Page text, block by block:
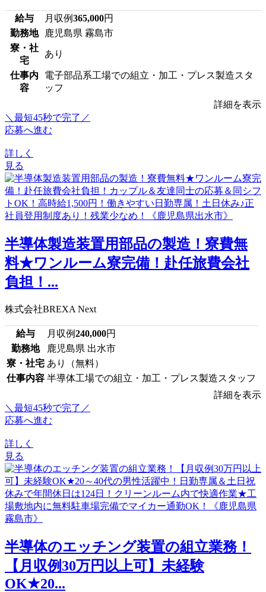
給与 月収例365,000円
勤務地
鹿児島県 霧島市
寮・社
宅
あり
仕事内
容
電子部品系工場での組立・加工・プレス製造スタ
ッフ
詳細を表示
＼最短45秒で完了／
応募へ進む
詳しく
見る
半導体製造装置用部品の製造！寮費無
料★ワンルーム寮完備！赴任旅費会社
負担！...
株式会社BREXA Next
給与 月収例240,000円
勤務地
鹿児島県 出水市
寮・社宅 あり（無料）
仕事内容 半導体工場での組立・加工・プレス製造スタッフ
詳細を表示
＼最短45秒で完了／
応募へ進む
詳しく
見る
半導体のエッチング装置の組立業務！
【月収例30万円以上可】未経験
OK★20...